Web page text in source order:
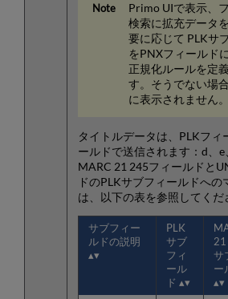
Primo UIで表示、
検索に拡充データ
要に応じて PLKサ
をPNXフィールド
正規化ルールを定
す。そうでない場
に表示されません。
タイトルデータは、PLKフィ
ールドで送信されます：d、e
MARC 21 245フィールドと
ドのPLKサブフィールドへの
は、以下の表を参照してくだ
サブフィー
ルドの説明
PLK
サブ
フィ
ール
ド
サ
ー